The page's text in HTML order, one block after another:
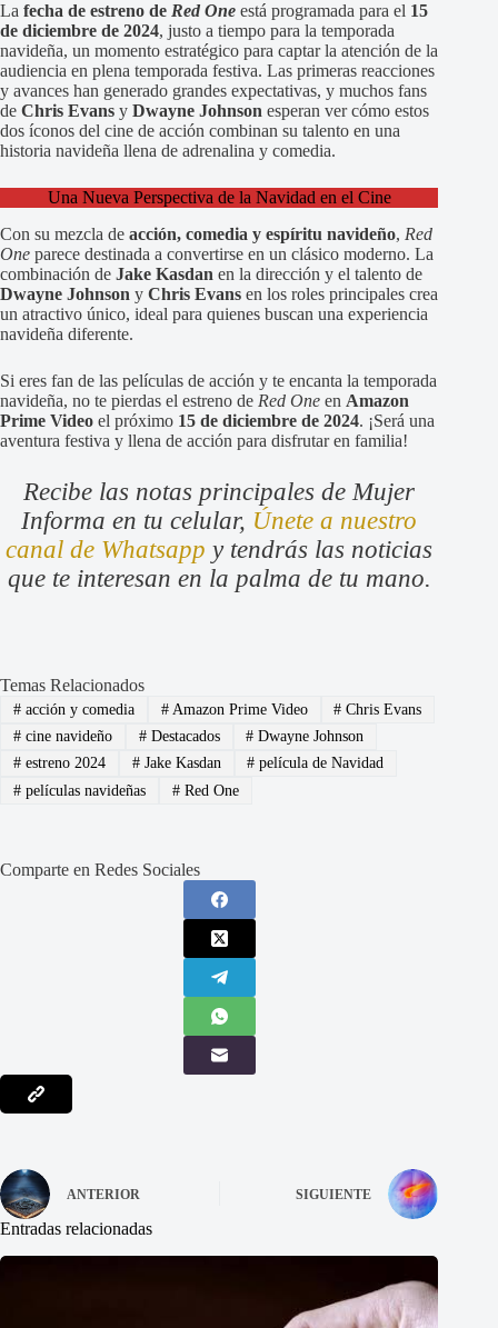
La fecha de estreno de Red One está programada para el 15
de diciembre de 2024, justo a tiempo para la temporada
navideña, un momento estratégico para captar la atención de la
audiencia en plena temporada festiva. Las primeras reacciones
y avances han generado grandes expectativas, y muchos fans
de Chris Evans y Dwayne Johnson esperan ver cómo estos
dos íconos del cine de acción combinan su talento en una
historia navideña llena de adrenalina y comedia.
Una Nueva Perspectiva de la Navidad en el Cine
Con su mezcla de acción, comedia y espíritu navideño, Red
One parece destinada a convertirse en un clásico moderno. La
combinación de Jake Kasdan en la dirección y el talento de
Dwayne Johnson y Chris Evans en los roles principales crea
un atractivo único, ideal para quienes buscan una experiencia
navideña diferente.
Si eres fan de las películas de acción y te encanta la temporada
navideña, no te pierdas el estreno de Red One en Amazon
Prime Video el próximo 15 de diciembre de 2024. ¡Será una
aventura festiva y llena de acción para disfrutar en familia!
Recibe las notas principales de Mujer
Informa en tu celular, Únete a nuestro
canal de Whatsapp y tendrás las noticias
que te interesan en la palma de tu mano.
Temas Relacionados
#acción y comedia #Amazon Prime Video # Chris Evans
#cine navideño #Destacados # Dwayne Johnson
#estreno 2024 #Jake Kasdan # película de Navidad
#películas navideñas #Red One
Comparte en Redes Sociales
ANTERIOR SIGUIENTE
Entradas relacionadas